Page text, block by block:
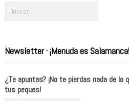
Newsletter · ¡Menuda es Salamanca!
¿Te apuntas? ¡No te pierdas nada de lo
tus peques!